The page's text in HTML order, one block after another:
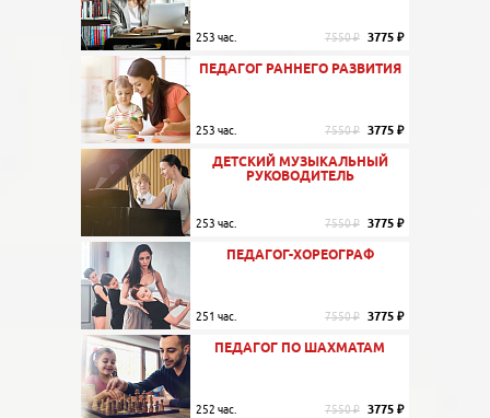
253 час. 7550 ₽ 3775 ₽
ПЕДАГОГ РАННЕГО РАЗВИТИЯ
253 час. 7550 ₽ 3775 ₽
ДЕТСКИЙ МУЗЫКАЛЬНЫЙ
РУКОВОДИТЕЛЬ
253 час. 7550 ₽ 3775 ₽
ПЕДАГОГ-ХОРЕОГРАФ
251 час. 7550 ₽ 3775 ₽
ПЕДАГОГ ПО ШАХМАТАМ
252 час. 7550 ₽ 3775 ₽